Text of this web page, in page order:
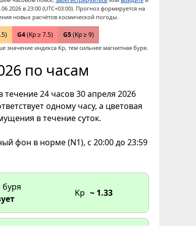
в 23:00 (UTC+03:00). Прогноз формируется на
новых расчётов космической погоды.
G4 (Kp ≥ 7.5) G5 (Kp ≥ 9)
индекса Kp, тем сильнее магнитная буря.
по часам
24 часов 30 апреля 2026
одному часу, а цветовая
в течение суток.
фон в норме (N1), с 20:00 до 23:59
Kp ~ 1.33